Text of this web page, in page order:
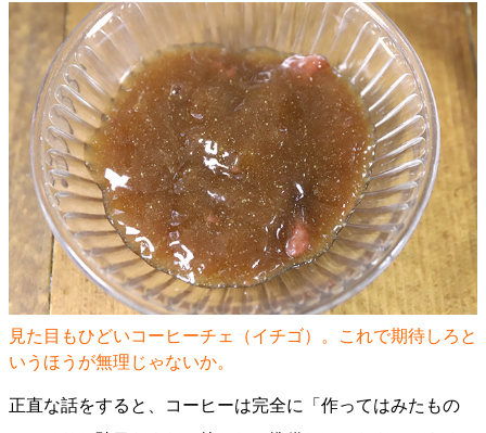
見た目もひどいコーヒーチェ（イチゴ）。これで期待しろと
いうほうが無理じゃないか。
正直な話をすると、コーヒーは完全に「作ってはみたもの